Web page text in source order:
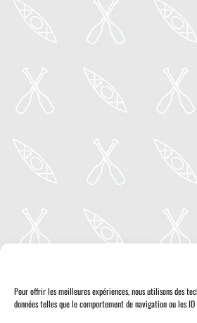
Pour offrir les meilleures expériences, nous utilisons des
données telles que le comportement de navigation ou les